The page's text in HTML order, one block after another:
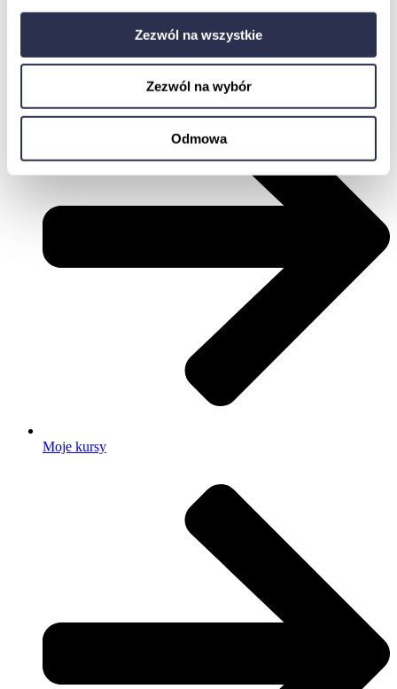
Zezwól na wszystkie
Zezwól na wybór
Odmowa
Moje kursy